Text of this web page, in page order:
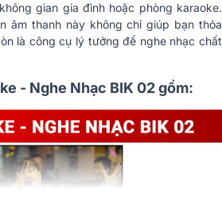
gian gia đình hoặc phòng karaoke.
âm thanh này không chỉ giúp bạn thỏa
là công cụ lý tưởng để nghe nhạc chất
- Nghe Nhạc BIK 02 gồm: